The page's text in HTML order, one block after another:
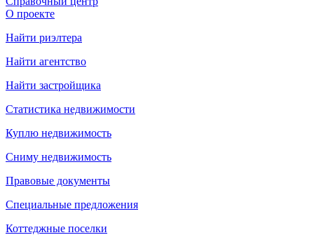
О проекте
Найти риэлтера
Найти агентство
Найти застройщика
Статистика недвижимости
Куплю недвижимость
Сниму недвижимость
Правовые документы
Специальные предложения
Коттеджные поселки